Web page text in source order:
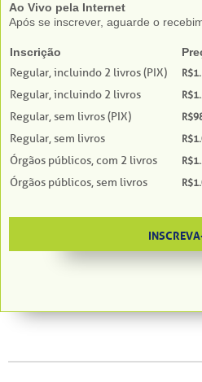
Ao Vivo pela Internet
Após se inscrever, aguarde o
Inscrição
Regular, incluindo 2 livros (PIX)
Regular, incluindo 2 livros
Regular, sem livros (PIX)
Regular, sem livros
Órgãos públicos, com 2 livros
Órgãos públicos, sem livros